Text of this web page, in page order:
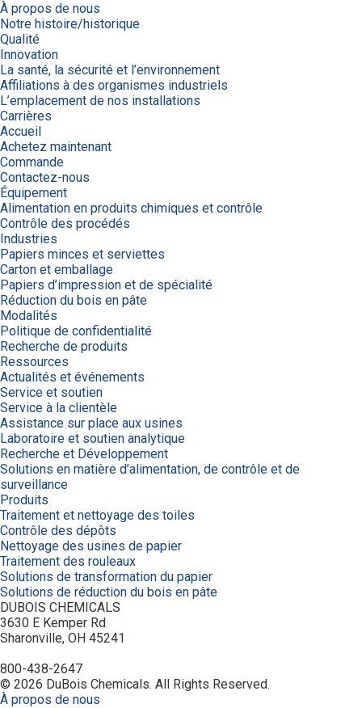
À propos de nous
Notre histoire/historique
Qualité
Innovation
La santé, la sécurité et l’environnement
Affiliations à des organismes industriels
L’emplacement de nos installations
Carrières
Accueil
Achetez maintenant
Commande
Contactez-nous
Équipement
Alimentation en produits chimiques et contrôle
Contrôle des procédés
Industries
Papiers minces et serviettes
Carton et emballage
Papiers d’impression et de spécialité
Réduction du bois en pâte
Modalités
Politique de confidentialité
Recherche de produits
Ressources
Actualités et événements
Service et soutien
Service à la clientèle
Assistance sur place aux usines
Laboratoire et soutien analytique
Recherche et Développement
Solutions en matière d’alimentation, de contrôle et de
surveillance
Produits
Traitement et nettoyage des toiles
Contrôle des dépôts
Nettoyage des usines de papier
Traitement des rouleaux
Solutions de transformation du papier
Solutions de réduction du bois en pâte
DUBOIS CHEMICALS
3630 E Kemper Rd
Sharonville, OH 45241
800-438-2647
© 2026 DuBois Chemicals. All Rights Reserved.
À propos de nous